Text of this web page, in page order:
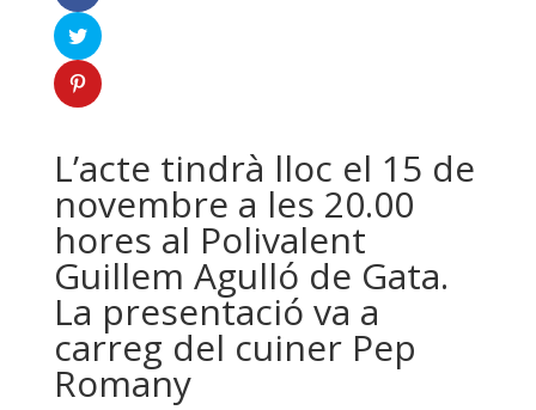
L’acte tindrà lloc el 15 de
novembre a les 20.00
hores al Polivalent
Guillem Agulló de Gata.
La presentació va a
carreg del cuiner Pep
Romany